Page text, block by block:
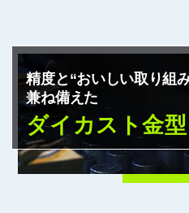
ケイテック
明和製作所
大久保金型工業
日本精機
小出製作所
ビヨンズ
アイジーエヴァース株
精度と“おいしい取り組
兼ね備えた
ダイカスト金